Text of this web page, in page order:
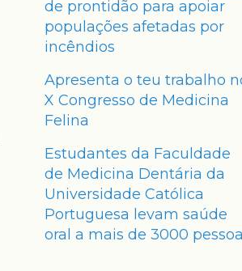
de prontidão para apoiar
populações afetadas por
incêndios
Apresenta o teu trabalho
X Congresso de Medicina
Felina
Estudantes da Faculdade
de Medicina Dentária da
Universidade Católica
Portuguesa levam saúde
oral a mais de 3000